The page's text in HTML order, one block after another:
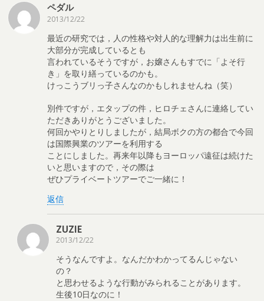
ペダル
2013/12/22
最近の研究では，人の性格や対人的な理解力は出生前に
大部分が完成しているとも
言われているそうですが，お嬢さんもすでに「よそ行
き」を取り繕っているのかも。
けっこうブリっ子さんなのかもしれませんね（笑）
別件ですが，エタップの件，ヒロチェさんに連絡してい
ただきありがとうございました。
何回かやりとりしましたが，結局ボクの方の都合で今回
は国際興業のツアーを利用する
ことにしました。再来年以降もヨーロッパ遠征は続けた
いと思いますので，その際は
ぜひプライベートツアーでご一緒に！
返信
ZUZIE
2013/12/22
そうなんですよ。なんだかわかってるんじゃない
の？
と思わせるような行動がみられることがあります。
生後10日なのに！